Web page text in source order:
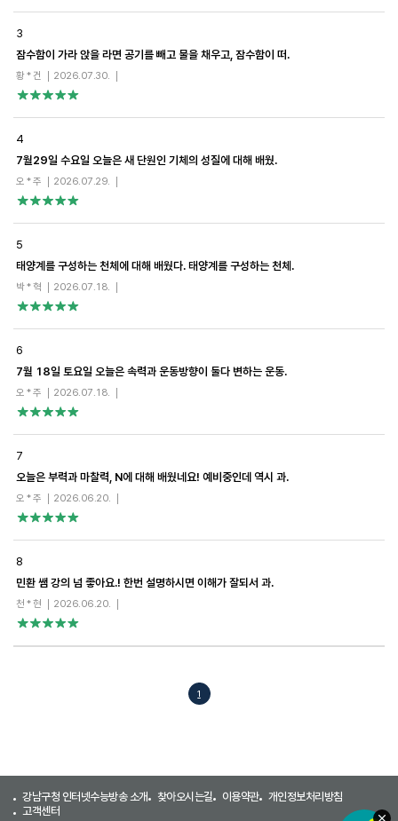
일,
평
가
에
대
정
보
제
공
니
3
잠수함이 가라 앉을 라면 공기를 빼고 물을 채우고, 잠수함이 떠.
황 * 건 2026.07.30.
4
7월29일 수요일 오늘은 새 단원인 기체의 성질에 대해 배웠.
오 * 주 2026.07.29.
5
태양계를 구성하는 천체에 대해 배웠다. 태양계를 구성하는 천체.
박 * 혁 2026.07.18.
6
7월 18일 토요일 오늘은 속력과 운동방향이 둘다 변하는 운동.
오 * 주 2026.07.18.
7
오늘은 부력과 마찰력, N에 대해 배웠네요! 예비중인데 역시 과.
오 * 주 2026.06.20.
8
민환 쌤 강의 넘 좋아요.! 한번 설명하시면 이해가 잘되서 과.
천 * 현 2026.06.20.
1
강남구청 인터넷수능방송 소개 찾아오시는길 이용약관
개인정보처리방침
고객센터